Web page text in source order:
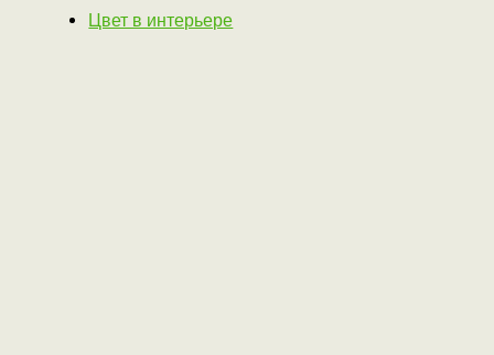
Цвет в интерьере